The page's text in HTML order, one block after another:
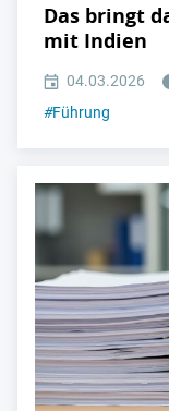
Das bringt
mit Indien
04.03.2026
#Führung